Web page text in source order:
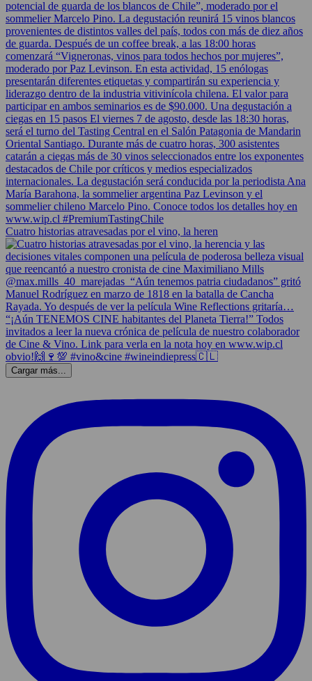
Cuatro historias atravesadas por el vino, la heren
Cargar más...